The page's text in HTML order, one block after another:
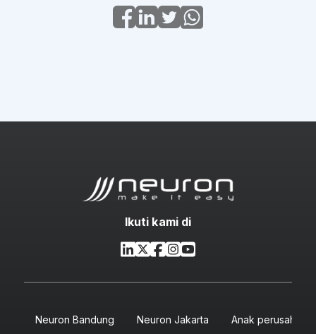
Ikuti kami di
Neuron Bandung Neuron Jakarta Anak perusahaan